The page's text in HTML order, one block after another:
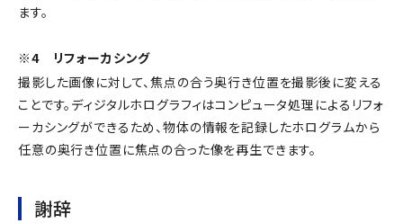
ます。
※4 リフォーカシング
撮影した画像に対して、焦点の合う奥行き位置を撮影後に変える
ことです。ディジタルホログラフィはコンピュータ処理によるリフォ
ーカシングができるため、物体の情報を記録したホログラムから
任意の奥行き位置に焦点の合った像を再生できます。
謝辞